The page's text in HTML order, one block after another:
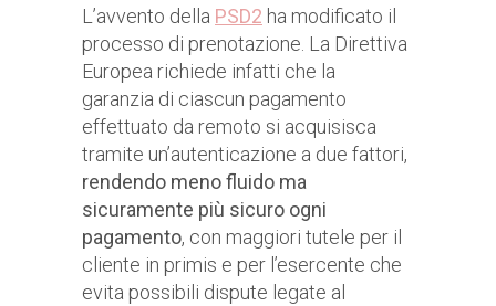
L’avvento della PSD2 ha modificato il
processo di prenotazione. La Direttiva
Europea richiede infatti che la
garanzia di ciascun pagamento
effettuato da remoto si acquisisca
tramite un’autenticazione a due fattori,
rendendo meno fluido ma
sicuramente più sicuro ogni
pagamento, con maggiori tutele per il
cliente in primis e per l’esercente che
evita possibili dispute legate al